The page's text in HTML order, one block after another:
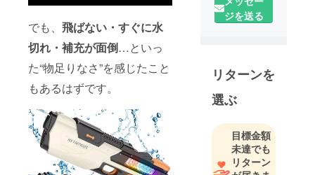
でも、 飛ばない・すぐに水
切れ・補充が面倒…といっ
た“物足りなさ”を感じたこと
もあるはずです。
に少しでも
貢献できる
を続けてい
ます。 主に
女性のみな
い世代を対
象に、グ
ループイン
ジを送る
リターンを
選ぶ
目標金額
未達でも
リターン